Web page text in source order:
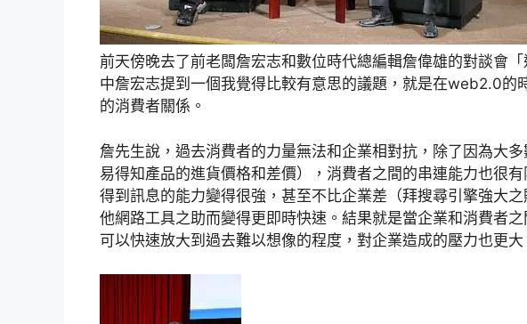
前天傍晚去了前老闆詹宏志和數位時代總編輯詹偉雄的對談會
中詹宏志提到一個我覺得比較有意思的議題，就是在web2.0的
的消費者關係。
詹先生說，過去消費者的力量無法和企業相對抗，除了因為大
易得知產品的進貨價格和差價），消費者之間的串連能力也很
得到訊息的能力變得很強，甚至不比企業差（拜搜尋引擎強大
他網路工具之助而變得更即時快速。結果就是當企業和消費者
可以快速放大到過去難以想像的程度，對企業造成的壓力也更大